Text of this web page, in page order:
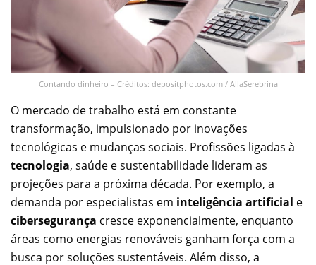
Contando dinheiro – Créditos: depositphotos.com / AllaSerebrina
O mercado de trabalho está em constante
transformação, impulsionado por inovações
tecnológicas e mudanças sociais. Profissões ligadas à
tecnologia, saúde e sustentabilidade lideram as
projeções para a próxima década. Por exemplo, a
demanda por especialistas em inteligência artificial e
cibersegurança cresce exponencialmente, enquanto
áreas como energias renováveis ganham força com a
busca por soluções sustentáveis. Além disso, a